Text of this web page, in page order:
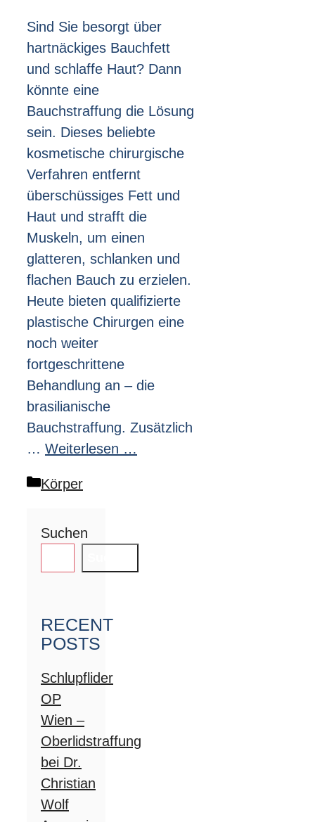
Sind Sie besorgt über
hartnäckiges Bauchfett
und schlaffe Haut? Dann
könnte eine
Bauchstraffung die Lösung
sein. Dieses beliebte
kosmetische chirurgische
Verfahren entfernt
überschüssiges Fett und
Haut und strafft die
Muskeln, um einen
glatteren, schlanken und
flachen Bauch zu erzielen.
Heute bieten qualifizierte
plastische Chirurgen eine
noch weiter
fortgeschrittene
Behandlung an – die
brasilianische
Bauchstraffung. Zusätzlich
… Weiterlesen …
Kategorien
Körper
Suchen
RECENT
POSTS
Schlupflider
OP
Wien –
Oberlidstraffung
bei Dr.
Christian
Wolf